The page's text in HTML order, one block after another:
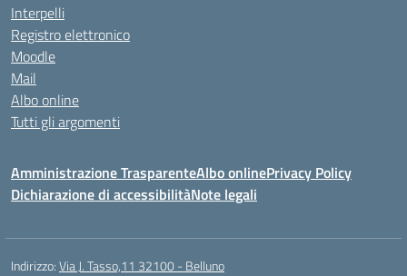
Interpelli
Registro elettronico
Moodle
Mail
Albo online
Tutti gli argomenti
Amministrazione TrasparenteAlbo onlinePrivacy Policy
Dichiarazione di accessibilitàNote legali
Indirizzo:Via J. Tasso,11 32100 - Belluno